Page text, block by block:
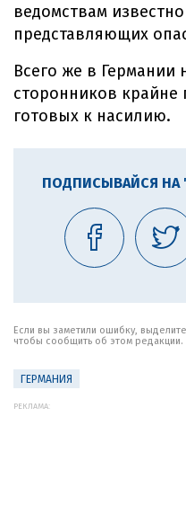
ведомствам
представляющих
Всего же в Германии
сторонников
готовых к насилию.
ПОДПИСЫВАЙСЯ НА
Если вы заметили ошибку,
чтобы сообщить об этом редакции.
ГЕРМАНИЯ
РЕКЛАМА: